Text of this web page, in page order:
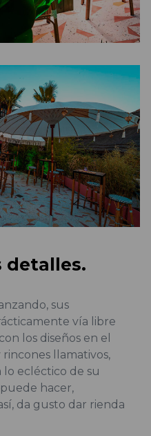
detalles.
sus
vía libre
los diseños en el
llamativos,
lo ecléctico de su
puede hacer,
da gusto dar rienda